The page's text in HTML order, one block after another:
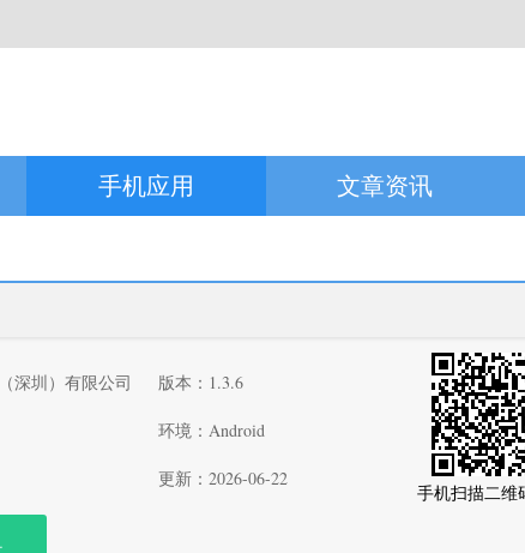
手机应用 文章资讯
深圳）有限公司 版本：1.3.6
环境：Android
更新：2026-06-22
手机扫描二维